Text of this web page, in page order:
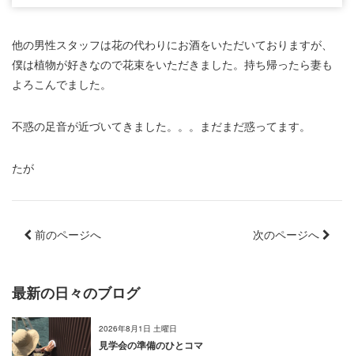
他の男性スタッフは花の代わりにお酒をいただいておりますが、
僕は植物が好きなので花束をいただきました。持ち帰ったら妻も
よろこんでました。
不惑の足音が近づいてきました。。。まだまだ惑ってます。
たが
前のページへ 次のページへ
最新の日々のブログ
2026年8月1日 土曜日
見学会の準備のひとコマ